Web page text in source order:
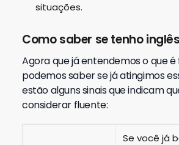
situações.
Como saber se tenho
Agora que já entendemos o que
podemos saber se já atingimos
estão alguns sinais que indicam
considerar fluente:
Se você já